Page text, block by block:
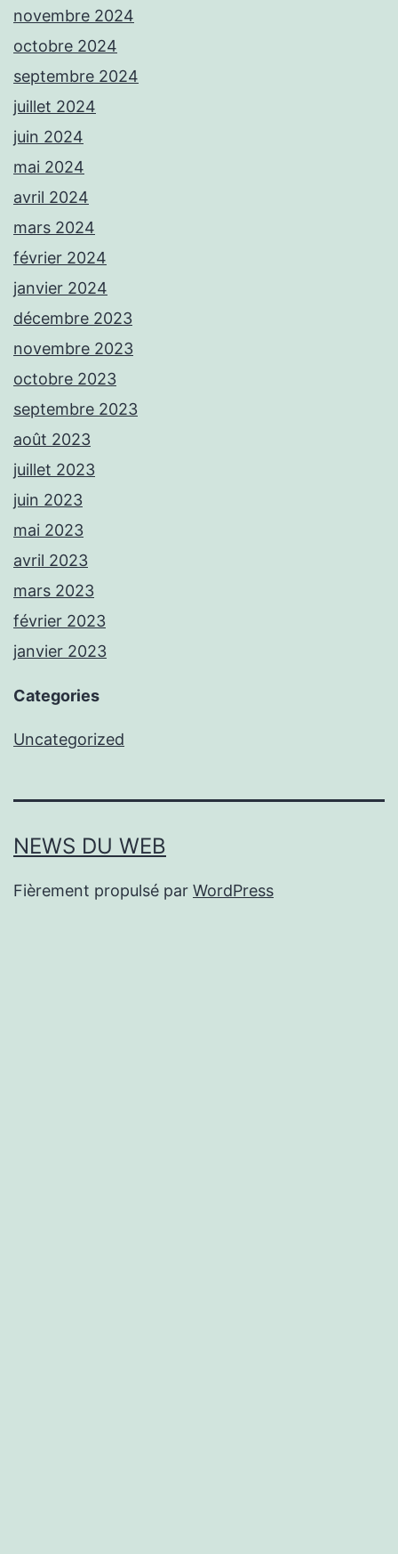
novembre 2024
octobre 2024
septembre 2024
juillet 2024
juin 2024
mai 2024
avril 2024
mars 2024
février 2024
janvier 2024
décembre 2023
novembre 2023
octobre 2023
septembre 2023
août 2023
juillet 2023
juin 2023
mai 2023
avril 2023
mars 2023
février 2023
janvier 2023
Categories
Uncategorized
NEWS DU WEB
Fièrement propulsé par WordPress